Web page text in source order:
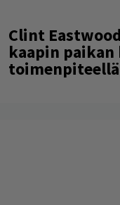
Clint
kaapin
toimenpiteellä